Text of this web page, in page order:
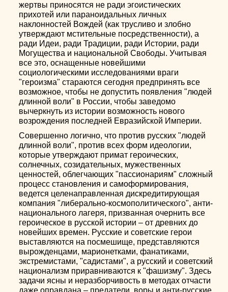
жертвы приносятся не ради эгоистических
прихотей или параноидальных личных
наклонностей Вождей (как трусливо и злобно
утверждают мстительные посредственности), а
ради Идеи, ради Традиции, ради Истории, ради
Могущества и национальной Свободы. Учитывая
все это, оснащенные новейшими
социологическими исследованиями враги
"героизма" стараются сегодня предпринять все
возможное, чтобы не допустить появления "людей
длинной воли" в России, чтобы заведомо
вычеркнуть из истории возможность нового
возрождения последней Евразийской Империи.
Совершенно логично, что против русских "людей
длинной воли", против всех форм идеологии,
которые утверждают примат героических,
солнечных, созидательных, мужественных
ценностей, облегчающих "пассионариям" сложный
процесс становления и самоформирования,
ведется целенаправленная дискредитирующая
компания "либерально-космополитического", анти-
национального лагеря, призванная очернить все
героическое в русской истории – от древних до
новейших времен. Русские и советские герои
выставляются на посмешище, представляются
вырожденцами, марионетками, фанатиками,
экстремистами, "садистами", а русский и советский
национализм приравниваются к "фашизму". Здесь
задачи ясны и неразборчивость в методах отчасти
даже оправдана – предатели, воры и анти-русские